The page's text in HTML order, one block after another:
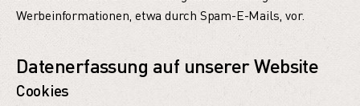
Werbeinformationen, etwa durch Spam-E-Mails, vor.
Datenerfassung auf unserer Website
Cookies